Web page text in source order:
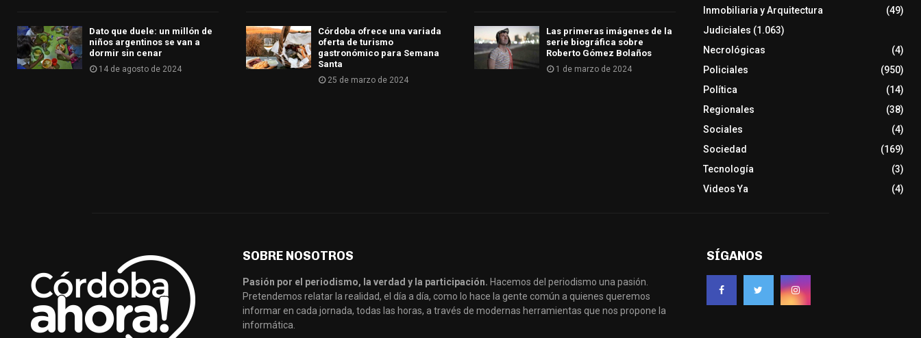
Dato que duele: un millón de
niños argentinos se van a
dormir sin cenar
14 de agosto de 2024
Córdoba ofrece una variada
oferta de turismo
gastronómico para Semana
Santa
25 de marzo de 2024
Las primeras imágenes de la
serie biográfica sobre
Roberto Gómez Bolaños
1 de marzo de 2024
Inmobiliaria y Arquitectura
(49)
Judiciales (1.063)
Necrológicas
(4)
Policiales
(950)
Política
(14)
Regionales
(38)
Sociales
(4)
Sociedad
(169)
Tecnología
(3)
Videos Ya
(4)
SOBRE NOSOTROS
Pasión por el periodismo, la verdad y la participación. Hacemos del periodismo una pasión.
Pretendemos relatar la realidad, el día a día, como lo hace la gente común a quienes queremos
informar en cada jornada, todas las horas, a través de modernas herramientas que nos propone la
informática.
SÍGANOS